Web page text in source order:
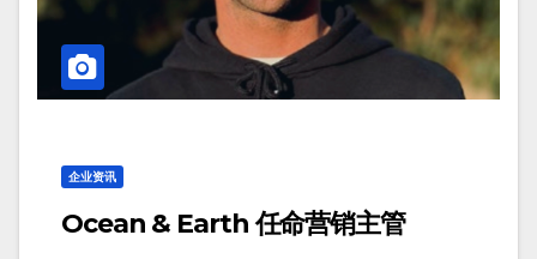
企业资讯
Ocean & Earth 任命营销主管